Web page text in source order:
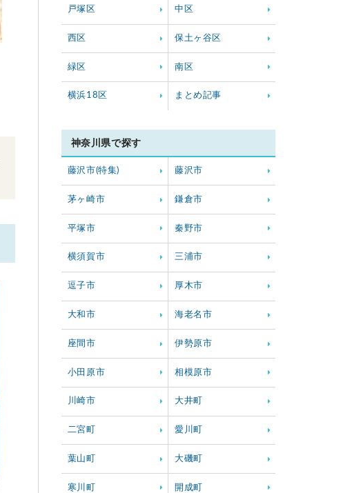
戸塚区 中区
西区 保土ヶ谷区
緑区 南区
横浜18区 まとめ記事
神奈川県で探す
藤沢市(特集) 藤沢市
茅ヶ崎市 鎌倉市
平塚市 秦野市
横須賀市 三浦市
逗子市 厚木市
大和市 海老名市
座間市 伊勢原市
小田原市 相模原市
川崎市 大井町
二宮町 愛川町
葉山町 大磯町
寒川町 開成町